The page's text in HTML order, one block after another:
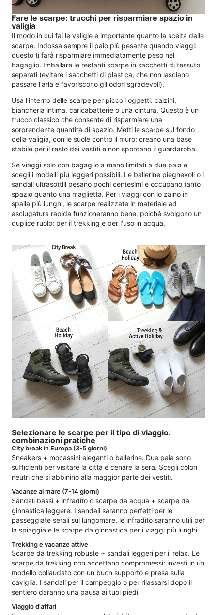
Fare le scarpe: trucchi per risparmiare spazio in
valigia
Il modo in cui fai le valigie è importante quanto la scelta delle
scarpe. Indossa sempre il paio più pesante quando viaggi:
questo ti farà risparmiare immediatamente peso nel
bagaglio. Imballare le restanti scarpe in sacchetti di tessuto
separati (evitare i sacchetti di plastica, che non lasciano
passare l'aria e favoriscono gli odori sgradevoli).
Usa l'interno delle scarpe per piccoli oggetti: calzini,
biancheria intima, caricabatterie o una cintura. Questo è un
trucco classico che consente di risparmiare una
sorprendente quantità di spazio. Metti le scarpe sul fondo
della valigia, con le suole contro il muro: creano una base
stabile per il resto dei vestiti e non sporcano il guardaroba.
Se viaggi solo con bagaglio a mano limitati a due paia e
scegli i modelli più leggeri possibili. Le ballerine pieghevoli o i
sandali ultrasottili pesano pochi centesimi e occupano tanto
spazio quanto una maglietta. Per i viaggi con lo zaino in
spalla più lunghi, le scarpe realizzate in materiale ad
asciugatura rapida funzioneranno bene, poiché svolgono un
duplice ruolo: per il trekking e per l'uso in acqua.
Selezionare le scarpe per il tipo di viaggio:
combinazioni pratiche
City break in Europa (3-5 giorni)
Sneakers + mocassini eleganti o ballerine. Due paia sono
sufficienti per visitare la città e cenare la sera. Scegli colori
neutri che si abbinino alla maggior parte dei vestiti.
Vacanze al mare (7-14 giorni)
Sandali bassi + infradito o scarpe da acqua + scarpe da
ginnastica leggere. I sandali saranno perfetti per le
passeggiate serali sul lungomare, le infradito saranno utili per
la spiaggia e le scarpe da ginnastica per i viaggi più lunghi.
Trekking e vacanze attive
Scarpe da trekking robuste + sandali leggeri per il relax. Le
scarpe da trekking non accettano compromessi: investi in un
modello collaudato con un buon supporto e presa sulla
caviglia. I sandali per il campeggio o per rilassarsi dopo il
sentiero daranno una pausa ai tuoi piedi.
Viaggio d'affari